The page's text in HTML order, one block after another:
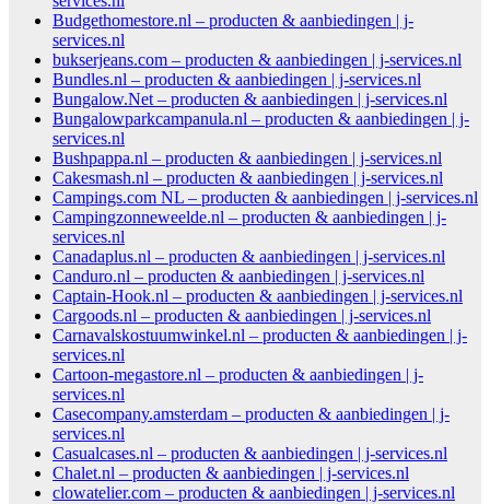
Budgethomestore.nl – producten & aanbiedingen | j-
services.nl
bukserjeans.com – producten & aanbiedingen | j-services.nl
Bundles.nl – producten & aanbiedingen | j-services.nl
Bungalow.Net – producten & aanbiedingen | j-services.nl
Bungalowparkcampanula.nl – producten & aanbiedingen | j-
services.nl
Bushpappa.nl – producten & aanbiedingen | j-services.nl
Cakesmash.nl – producten & aanbiedingen | j-services.nl
Campings.com NL – producten & aanbiedingen | j-services.nl
Campingzonneweelde.nl – producten & aanbiedingen | j-
services.nl
Canadaplus.nl – producten & aanbiedingen | j-services.nl
Canduro.nl – producten & aanbiedingen | j-services.nl
Captain-Hook.nl – producten & aanbiedingen | j-services.nl
Cargoods.nl – producten & aanbiedingen | j-services.nl
Carnavalskostuumwinkel.nl – producten & aanbiedingen | j-
services.nl
Cartoon-megastore.nl – producten & aanbiedingen | j-
services.nl
Casecompany.amsterdam – producten & aanbiedingen | j-
services.nl
Casualcases.nl – producten & aanbiedingen | j-services.nl
Chalet.nl – producten & aanbiedingen | j-services.nl
clowatelier.com – producten & aanbiedingen | j-services.nl